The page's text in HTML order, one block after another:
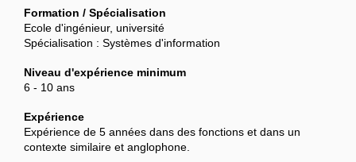
Formation / Spécialisation
Ecole d'ingénieur, université
Spécialisation : Systèmes d'information
Niveau d'expérience minimum
6 - 10 ans
Expérience
Expérience de 5 années dans des fonctions et dans un
contexte similaire et anglophone.